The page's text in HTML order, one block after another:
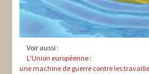
Voir aussi :
L'Union européenne :
une machine de guerre contre les